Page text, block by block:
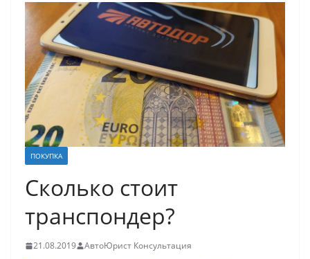
ПОКУПКА
Сколько стоит
транспондер?
21.08.2019 АвтоЮрист Консультация